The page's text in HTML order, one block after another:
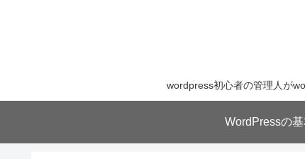
wordpress初心者の管理人が
WordPressの